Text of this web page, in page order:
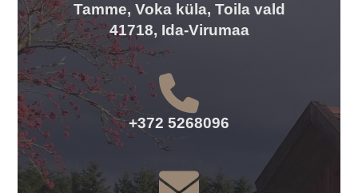
Tamme, Voka küla, Toila vald
41718, Ida-Virumaa
+372 5268096